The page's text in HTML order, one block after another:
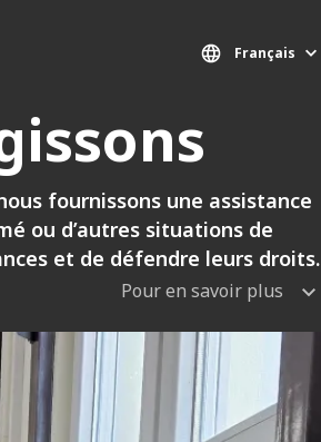
Français
fournissons une assistance
ou d’autres situations de
et de défendre leurs droits.
Pour en savoir plus